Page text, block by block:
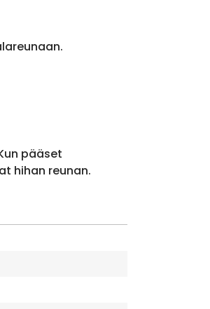
pääset
hihan reunan.